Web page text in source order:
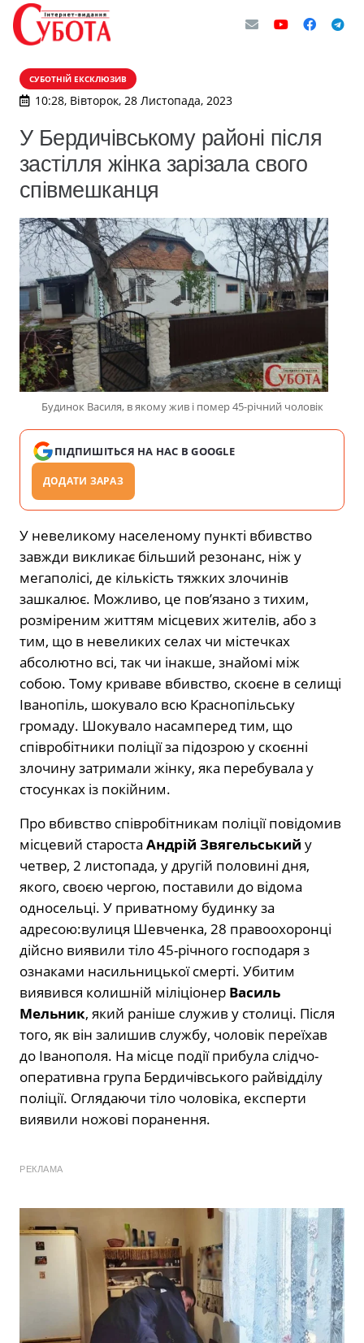
СУБОТНІЙ ЕКСКЛЮЗИВ
10:28, Вівторок, 28 Листопада, 2023
У Бердичівському районі після
застілля жінка зарізала свого
співмешканця
Будинок Василя, в якому жив і помер 45-річний чоловік
ПІДПИШІТЬСЯ НА НАС В GOOGLE
ДОДАТИ ЗАРАЗ
У невеликому населеному пункті вбивство
завжди викликає більший резонанс, ніж у
мегаполісі, де кількість тяжких злочинів
зашкалює. Можливо, це пов’язано з тихим,
розміреним життям місцевих жителів, або з
тим, що в невеликих селах чи містечках
абсолютно всі, так чи інакше, знайомі між
собою. Тому криваве вбивство, скоєне в селищі
Іванопіль, шокувало всю Краснопільську
громаду. Шокувало насамперед тим, що
співробітники поліції за підозрою у скоєнні
злочину затримали жінку, яка перебувала у
стосунках із покійним.
Про вбивство співробітникам поліції повідомив
місцевий староста Андрій Звягельський у
четвер, 2 листопада, у другій половині дня,
якого, своєю чергою, поставили до відома
односельці. У приватному будинку за
адресою:вулиця Шевченка, 28 правоохоронці
дійсно виявили тіло 45-річного господаря з
ознаками насильницької смерті. Убитим
виявився колишній міліціонер Василь
Мельник, який раніше служив у столиці. Після
того, як він залишив службу, чоловік переїхав
до Іванополя. На місце події прибула слідчо-
оперативна група Бердичівського райвідділу
поліції. Оглядаючи тіло чоловіка, експерти
виявили ножові поранення.
РЕКЛАМА